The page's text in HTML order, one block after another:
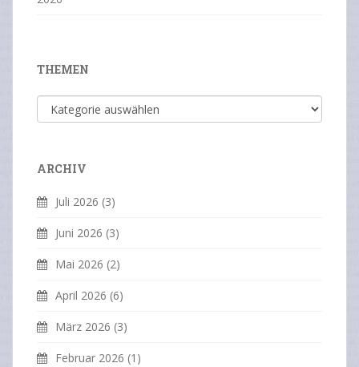
THEMEN
Themen
ARCHIV
Juli 2026 (3)
Juni 2026 (3)
Mai 2026 (2)
April 2026 (6)
März 2026 (3)
Februar 2026 (1)